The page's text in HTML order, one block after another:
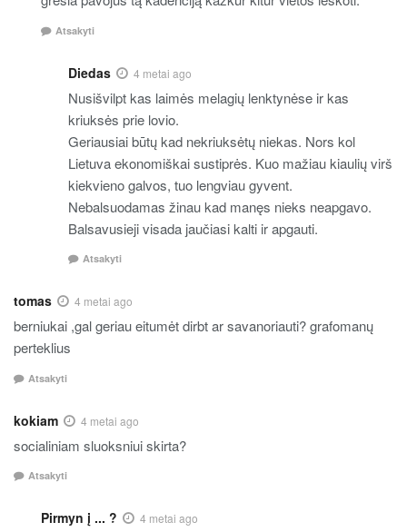
Atsakyti
Diedas 4 metai ago
Nusišvilpt kas laimės melagių lenktynėse ir kas
kriuksės prie lovio.
Geriausiai būtų kad nekriuksėtų niekas. Nors kol
Lietuva ekonomiškai sustiprės. Kuo mažiau kiaulių virš
kiekvieno galvos, tuo lengviau gyvent.
Nebalsuodamas žinau kad manęs nieks neapgavo.
Balsavusieji visada jaučiasi kalti ir apgauti.
Atsakyti
tomas 4 metai ago
berniukai ,gal geriau eitumėt dirbt ar savanoriauti? grafomanų
perteklius
Atsakyti
kokiam 4 metai ago
socialiniam sluoksniui skirta?
Atsakyti
Pirmyn į ... ? 4 metai ago